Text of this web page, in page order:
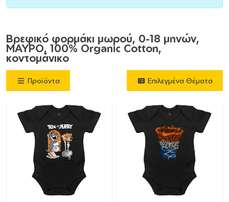
Επιλεγμένα Θέματα
Προϊόντα
Βρεφικό φορμάκι μωρού, 0-18 μηνών,
ΜΑΥΡΟ, 100% Organic Cotton,
κοντομάνικο